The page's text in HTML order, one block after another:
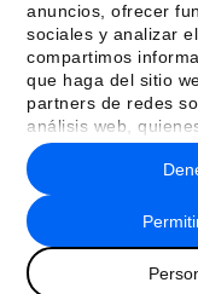
anuncios, ofrecer
sociales y analizar
compartimos
que haga del sitio
partners de redes
análisis web,
combinarla con
haya proporcionado
recopilado a partir
hecho de sus